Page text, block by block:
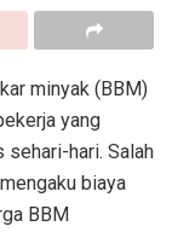
minyak (BBM)
yang
sehari-hari. Salah
biaya
BBM